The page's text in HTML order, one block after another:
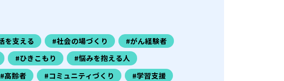
を支える #社会の場づくり
#がん経験者
#ひきこもり
#悩みを抱える人
#高齢者 #コミュニティづくり
#学習支援